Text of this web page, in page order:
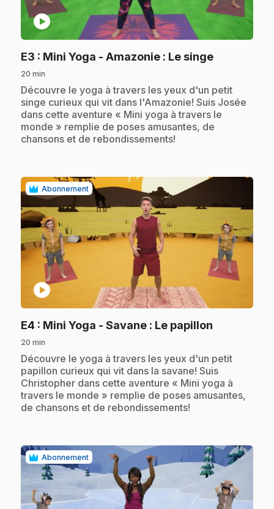
play_circle
E3 : Mini Yoga - Amazonie : Le singe.
20 min
.Découvre le yoga à travers les yeux d'un petit
singe curieux qui vit dans l'Amazonie! Suis Josée
dans cette aventure « Mini yoga à travers le
monde » remplie de poses amusantes, de
chansons et de rebondissements!
Abonnement
play_circle
E4 : Mini Yoga - Savane : Le papillon
20 min
.Découvre le yoga à travers les yeux d'un petit
papillon curieux qui vit dans la savane! Suis
Christopher dans cette aventure « Mini yoga à
travers le monde » remplie de poses amusantes,
de chansons et de rebondissements!
Abonnement